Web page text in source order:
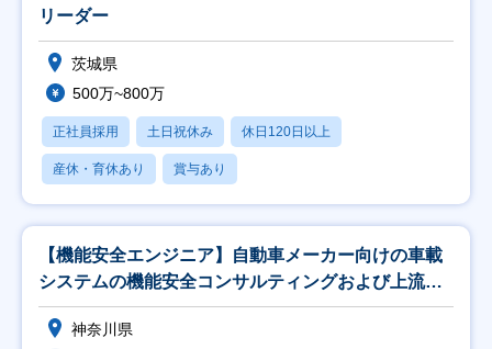
リーダー
茨城県
500万~800万
正社員採用 土日祝休み 休日120日以上
産休・育休あり 賞与あり
【機能安全エンジニア】自動車メーカー向けの車載
システムの機能安全コンサルティングおよび上流設
計支援
神奈川県